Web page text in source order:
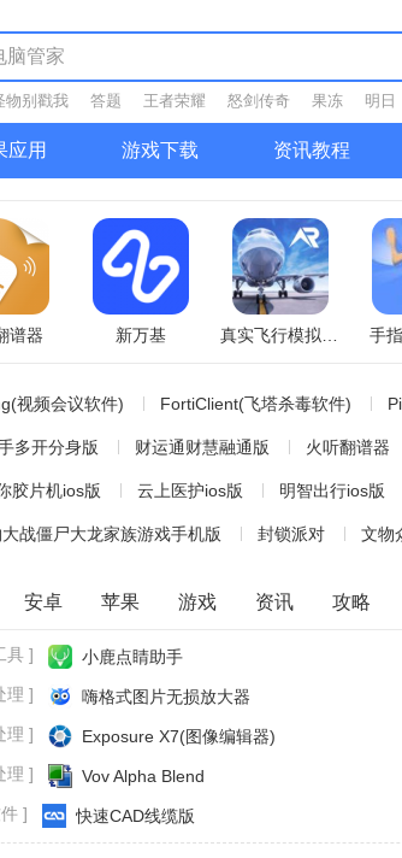
物别戳我 答题 王者荣耀 怒剑传奇 果冻 明日
应用 游戏下载 资讯教程
真实飞行模拟器1.5.2 手指街舞大师
视频会议软件) FortiClient(飞塔杀毒软件)
PayWindow 2022(薪酬管理软件) pycharm
多开分身版 财运通财慧融通版 火听翻谱器
胶片机ios版 云上医护ios版 明智出行ios版
战僵尸大龙家族游戏手机版 封锁派对 文物
安卓 苹果 游戏 资讯 攻略
具 ] 小鹿点睛助手
理 ]
嗨格式图片无损放大器
理 ]
Exposure X7(图像编辑器)
理 ]
Vov Alpha Blend
]
快速CAD线缆版